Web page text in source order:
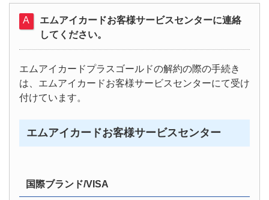
エムアイカードお客様サービスセンターに連絡
してください。
エムアイカードプラスゴールドの解約の際の手続き
は、エムアイカードお客様サービスセンターにて受け
付けています。
エムアイカードお客様サービスセンター
国際ブランド/VISA